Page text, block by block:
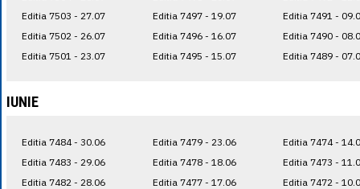
Editia 7503 - 27.07
Editia 7502 - 26.07
Editia 7501 - 23.07
Editia 7497 - 19.07
Editia 7496 - 16.07
Editia 7495 - 15.07
Editia 7491 -
Editia 7490 -
Editia 7489 -
IUNIE
Editia 7484 - 30.06
Editia 7483 - 29.06
Editia 7482 - 28.06
Editia 7479 - 23.06
Editia 7478 - 18.06
Editia 7477 - 17.06
Editia 7474 -
Editia 7473 -
Editia 7472 -